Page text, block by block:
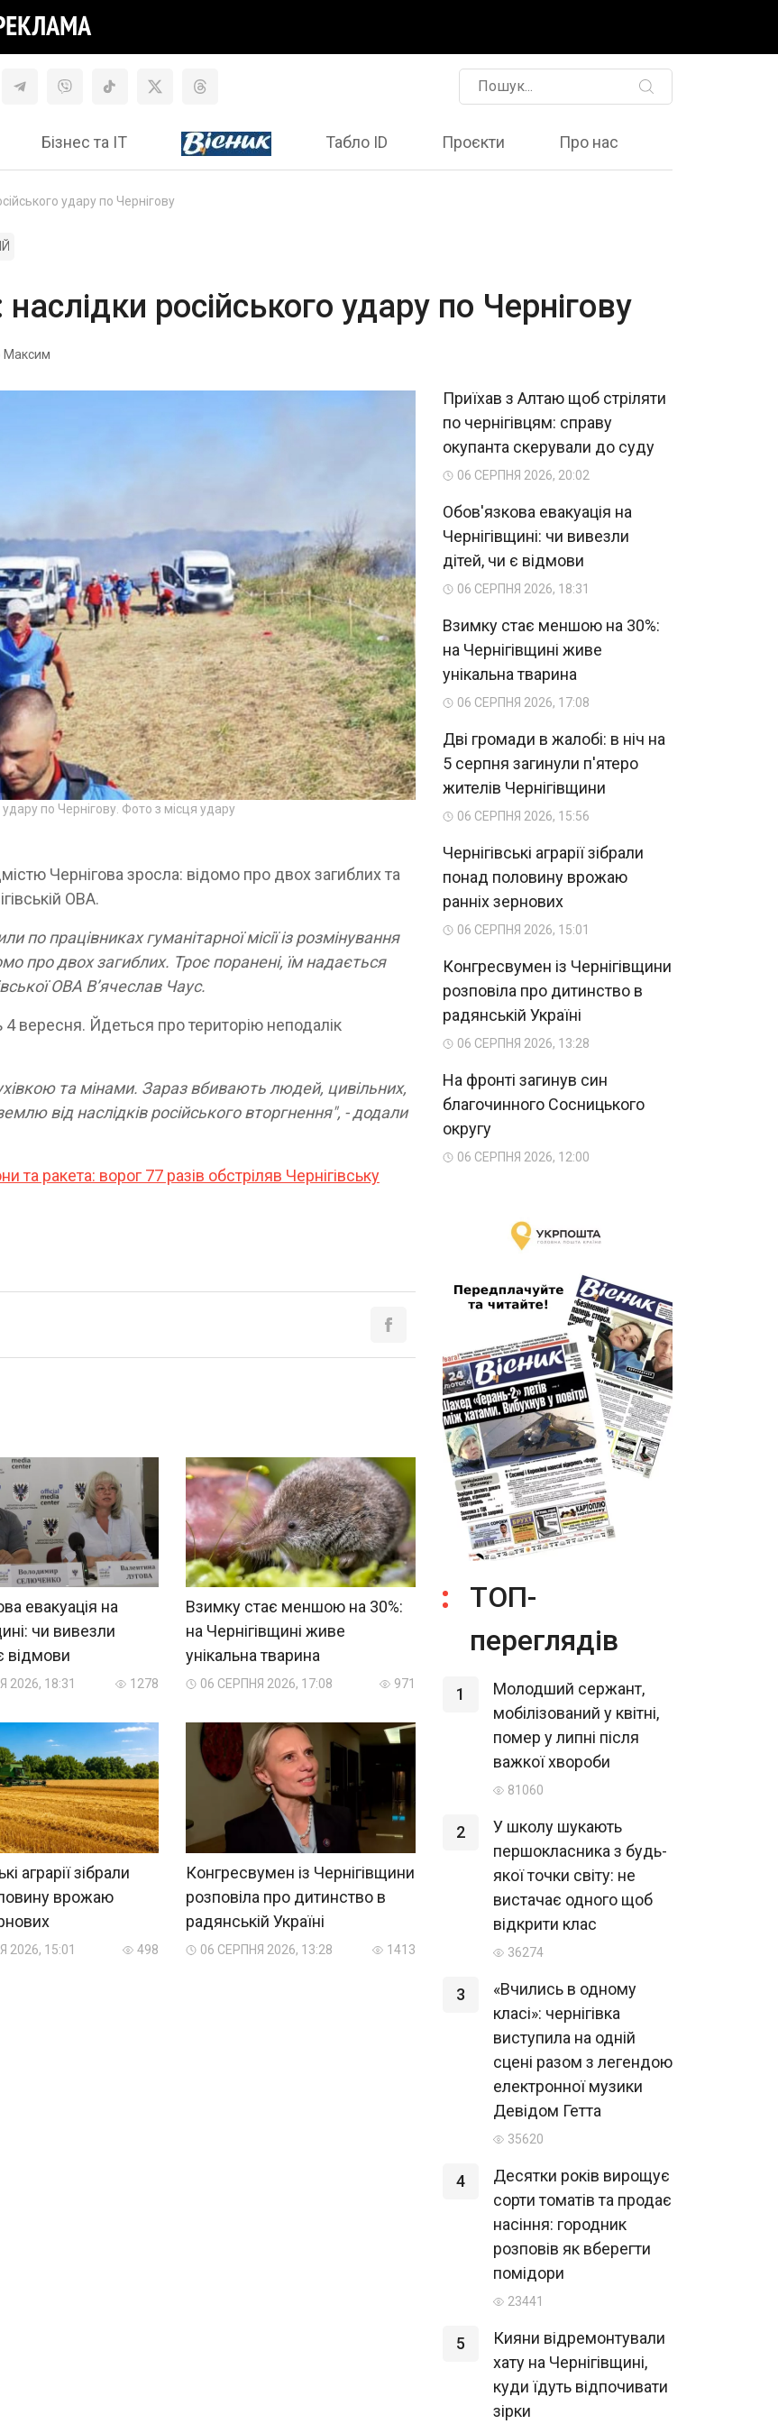
Бізнес та ІТ Табло ID Проєкти Про нас
удару по Чернігову
наслідки російського удару по Чернігову
Максим
удару по Чернігову. Фото з місця удару
Чернігова зросла: відомо про двох загиблих та
ОВА.
по працівниках гуманітарної місії із розмінування
про двох загиблих. Троє поранені, їм надається
ОВА Вʼячеслав Чаус.
4 вересня. Йдеться про територію неподалік
та мінами. Зараз вбивають людей, цивільних,
від наслідків російського вторгнення", - додали
та ракета: ворог 77 разів обстріляв Чернігівську
евакуація на
чи вивезли
відмови
2026, 18:31 1278
Взимку стає меншою на 30%:
на Чернігівщині живе
унікальна тварина
06 СЕРПНЯ 2026, 17:08 971
аграрії зібрали
врожаю
2026, 15:01 498
Конгресвумен із Чернігівщини
розповіла про дитинство в
радянській Україні
06 СЕРПНЯ 2026, 13:28 1413
Приїхав з Алтаю щоб стріляти
по чернігівцям: справу
окупанта скерували до суду
06 СЕРПНЯ 2026, 20:02
Обов'язкова евакуація на
Чернігівщині: чи вивезли
дітей, чи є відмови
06 СЕРПНЯ 2026, 18:31
Взимку стає меншою на 30%:
на Чернігівщині живе
унікальна тварина
06 СЕРПНЯ 2026, 17:08
Дві громади в жалобі: в ніч на
5 серпня загинули п'ятеро
жителів Чернігівщини
06 СЕРПНЯ 2026, 15:56
Чернігівські аграрії зібрали
понад половину врожаю
ранніх зернових
06 СЕРПНЯ 2026, 15:01
Конгресвумен із Чернігівщини
розповіла про дитинство в
радянській Україні
06 СЕРПНЯ 2026, 13:28
На фронті загинув син
благочинного Сосницького
округу
06 СЕРПНЯ 2026, 12:00
ТОП-
переглядів
1
Молодший сержант,
мобілізований у квітні,
помер у липні після
важкої хвороби
81060
2
У школу шукають
першокласника з будь-
якої точки світу: не
вистачає одного щоб
відкрити клас
36274
3
«Вчились в одному
класі»: чернігівка
виступила на одній
сцені разом з легендою
електронної музики
Девідом Гетта
35620
4
Десятки років вирощує
сорти томатів та продає
насіння: городник
розповів як вберегти
помідори
23441
5
Кияни відремонтували
хату на Чернігівщині,
куди їдуть відпочивати
зірки